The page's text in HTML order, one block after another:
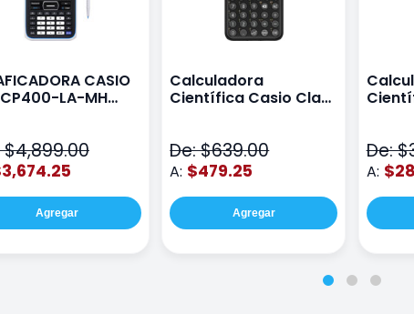
CASIO
LA-MH
$4,899.00
Agregar
Calculadora
Científica Casio Class
De: $639.00
A: $479.25
Agregar
De:
A: